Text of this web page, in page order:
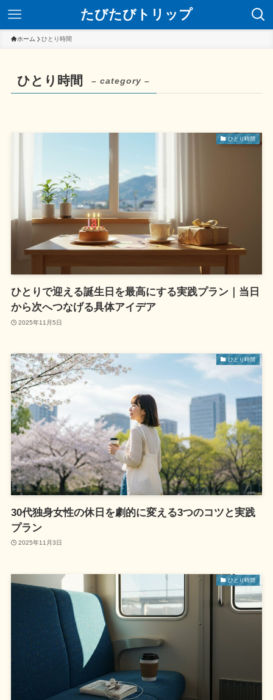
たびたびトリップ
ホーム ひとり時間
ひとり時間 – category –
ひとり時間
ひとりで迎える誕生日を最高にする実践プラン｜当日
から次へつなげる具体アイデア
2025年11月5日
ひとり時間
30代独身女性の休日を劇的に変える3つのコツと実践
プラン
2025年11月3日
ひとり時間